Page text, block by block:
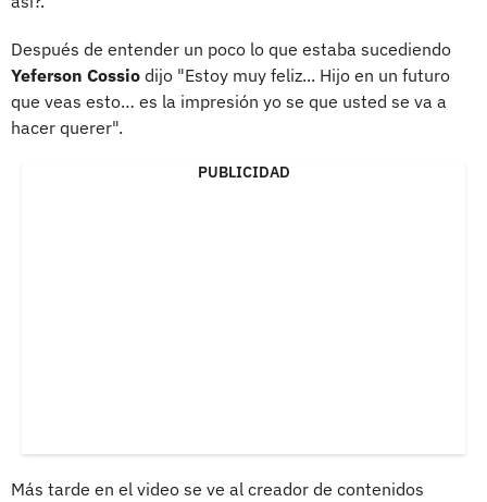
Después de entender un poco lo que estaba sucediendo
Yeferson Cossio dijo "Estoy muy feliz... Hijo en un futuro
que veas esto… es la impresión yo se que usted se va a
hacer querer".
PUBLICIDAD
Más tarde en el video se ve al creador de contenidos